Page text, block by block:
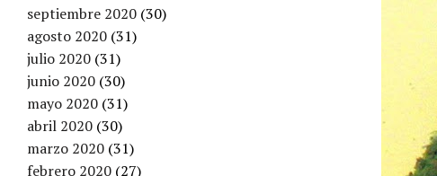
septiembre 2020 (30)
agosto 2020 (31)
julio 2020 (31)
junio 2020 (30)
mayo 2020 (31)
abril 2020 (30)
marzo 2020 (31)
febrero 2020 (27)